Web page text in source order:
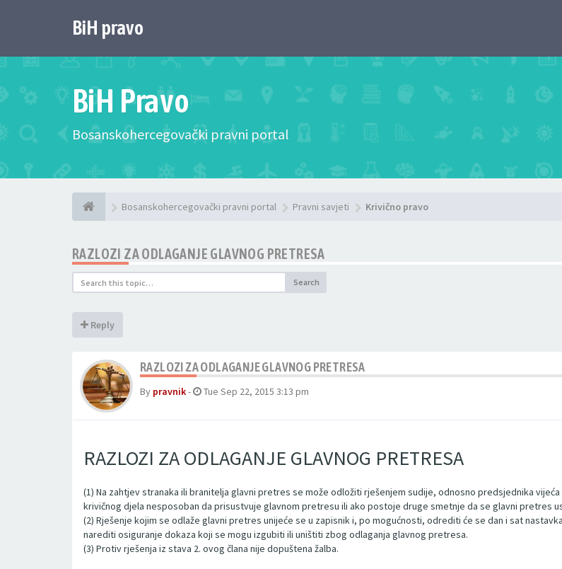
BiH pravo
BiH Pravo
Bosanskohercegovački pravni portal
Bosanskohercegovački pravni portal Pravni savjeti Krivično pravo
RAZLOZI ZA ODLAGANJE GLAVNOG PRETRESA
Search
Reply
RAZLOZI ZA ODLAGANJE GLAVNOG PRETRESA
By pravnik- Tue Sep 22, 2015 3:13 pm
RAZLOZI ZA ODLAGANJE GLAVNOG PRETRESA
(1) Na zahtjev stranaka ili branitelja glavni pretres se može odložiti rješenjem sudije, odnosno predsjednika
krivičnog djela nesposoban da prisustvuje glavnom pretresu ili ako postoje druge smetnje da se glavni pretres
(2) Rješenje kojim se odlaže glavni pretres unijeće se u zapisnik i, po mogućnosti, odrediti će se dan i sat
narediti osiguranje dokaza koji se mogu izgubiti ili uništiti zbog odlaganja glavnog pretresa.
(3) Protiv rješenja iz stava 2. ovog člana nije dopuštena žalba.